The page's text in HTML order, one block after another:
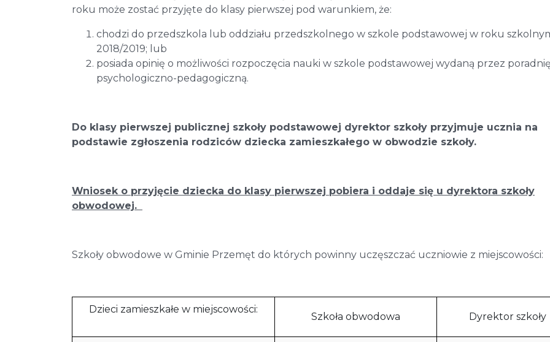
roku może zostać przyjęte do klasy pierwszej pod warunkiem, że:
chodzi do przedszkola lub oddziału przedszkolnego w szkole podstawowej w roku
2018/2019; lub
posiada opinię o możliwości rozpoczęcia nauki w szkole podstawowej wydaną przez
psychologiczno-pedagogiczną.
Do klasy pierwszej publicznej szkoły podstawowej dyrektor szkoły przyjmuje ucznia na
podstawie zgłoszenia rodziców dziecka zamieszkałego w obwodzie szkoły.
Wniosek o przyjęcie dziecka do klasy pierwszej pobiera i oddaje się u dyrektora szkoły
obwodowej.
Szkoły obwodowe w Gminie Przemęt do których powinny uczęszczać uczniowie z miejscowości:
Dzieci zamieszkałe w miejscowości:
Szkoła obwodowa Dyrektor szkoły